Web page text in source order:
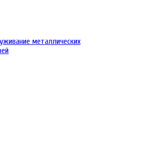
металлических